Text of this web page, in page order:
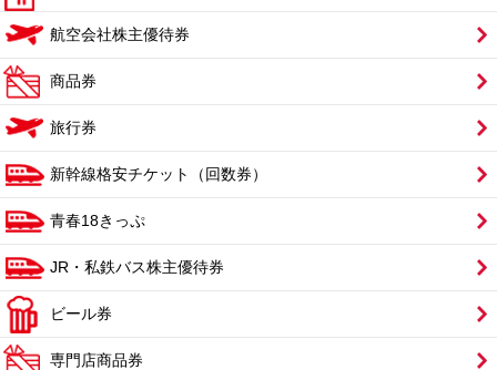
航空会社株主優待券
商品券
旅行券
新幹線格安チケット（回数券）
青春18きっぷ
JR・私鉄バス株主優待券
ビール券
専門店商品券